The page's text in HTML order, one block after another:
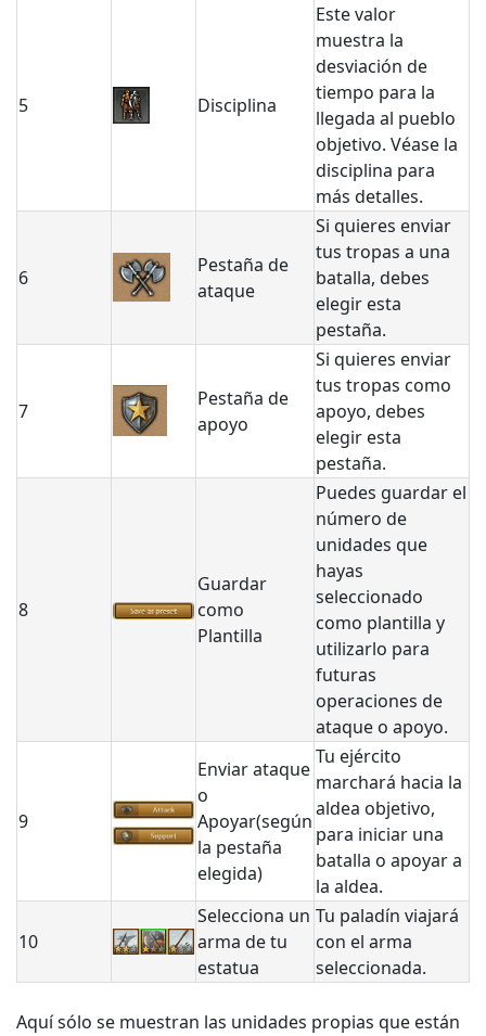
5 Disciplina
Este valor
muestra la
desviación de
tiempo para la
llegada al pueblo
objetivo. Véase la
disciplina para
más detalles.
6
Pestaña de
ataque
Si quieres enviar
tus tropas a una
batalla, debes
elegir esta
pestaña.
7
Pestaña de
apoyo
Si quieres enviar
tus tropas como
apoyo, debes
elegir esta
pestaña.
8
Guardar
como
Plantilla
Puedes guardar el
número de
unidades que
hayas
seleccionado
como plantilla y
utilizarlo para
futuras
operaciones de
ataque o apoyo.
9
Enviar ataque
o
Apoyar(según
la pestaña
elegida)
Tu ejército
marchará hacia la
aldea objetivo,
para iniciar una
batalla o apoyar a
la aldea.
10
Selecciona un
arma de tu
estatua
Tu paladín viajará
con el arma
seleccionada.
Aquí sólo se muestran las unidades propias que están